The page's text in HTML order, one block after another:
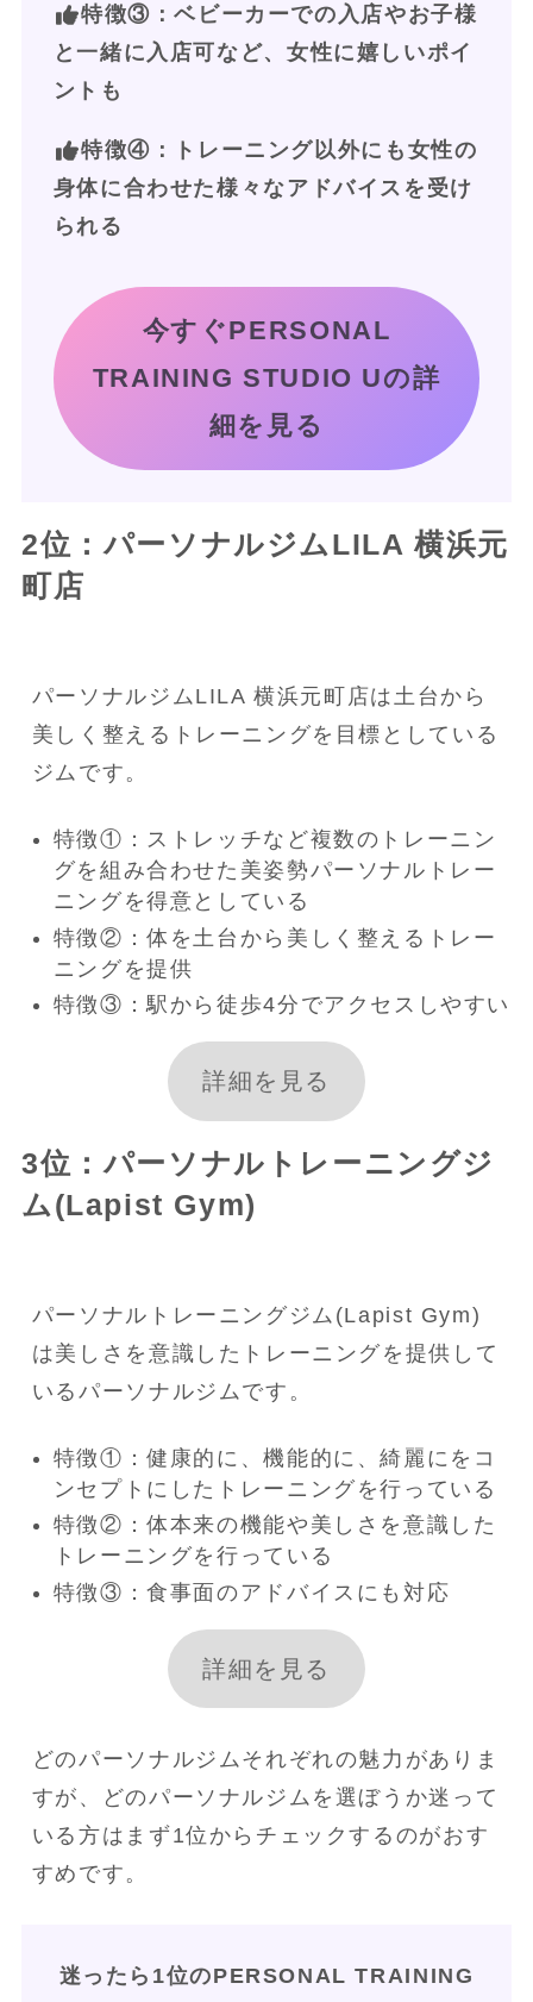
特徴③：ベビーカーでの入店やお子様
と一緒に入店可など、女性に嬉しいポイ
ントも
特徴④ ：トレーニング以外にも女性の
身体に合わせた様々なアドバイスを受け
られる
今すぐPERSONAL
TRAINING STUDIO Uの詳
細を見る
2位：パーソナルジムLILA 横浜元
町店
パーソナルジムLILA 横浜元町店は土台から
美しく整えるトレーニングを目標としている
ジムです。
特徴①：ストレッチなど複数のトレーニン
グを組み合わせた美姿勢パーソナルトレー
ニングを得意としている
特徴②：体を土台から美しく整えるトレー
ニングを提供
特徴③：駅から徒歩4分でアクセスしやすい
詳細を見る
3位：パーソナルトレーニングジ
ム(Lapist Gym)
パーソナルトレーニングジム(Lapist Gym)
は美しさを意識したトレーニングを提供して
いるパーソナルジムです。
特徴①：健康的に、機能的に、綺麗にをコ
ンセプトにしたトレーニングを行っている
特徴②：体本来の機能や美しさを意識した
トレーニングを行っている
特徴③：食事面のアドバイスにも対応
詳細を見る
どのパーソナルジムそれぞれの魅力がありま
すが、どのパーソナルジムを選ぼうか迷って
いる方はまず1位からチェックするのがおす
すめです。
迷ったら1位のPERSONAL TRAINING